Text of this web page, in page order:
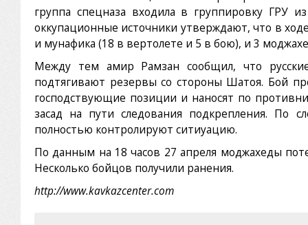
группа спецназа входила в группировку ГРУ
оккупационные источники утверждают, что в
и мунафика (18 в вертолете и 5 в бою), и 3
Между тем амир Рамзан сообщил, что
подтягивают резервы со стороны Шатоя. Бой
господствующие позиции и наносят по
засад на пути следования подкрепления. По
полностью контролируют ситиуацию.
По данным на 18 часов 27 апреля моджахеды
Несколько бойцов получили ранения.
http://www.kavkazcenter.com